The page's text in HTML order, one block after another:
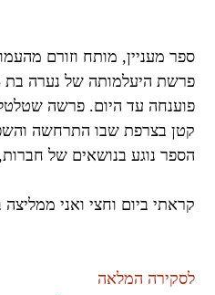
ספר מעניין, מותח וזורם
פוענחה עד היום. פרשה
קטן בצרפת שבו התרחשה
הספר נוגע בנושאים של
קראתי ביום וחצי ואני
לסקירה המלאה